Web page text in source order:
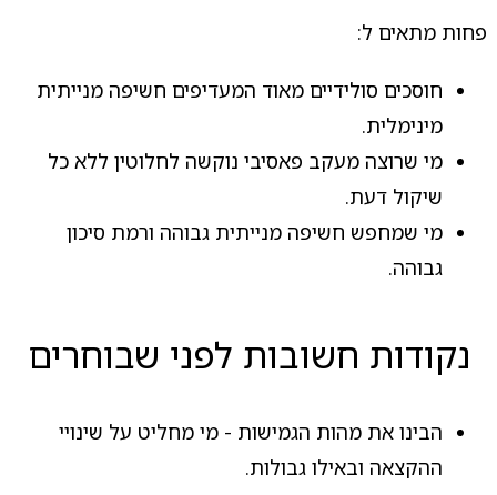
פחות מתאים ל:
חוסכים סולידיים מאוד המעדיפים חשיפה מנייתית
מינימלית.
מי שרוצה מעקב פאסיבי נוקשה לחלוטין ללא כל
שיקול דעת.
מי שמחפש חשיפה מנייתית גבוהה ורמת סיכון
גבוהה.
נקודות חשובות לפני שבוחרים
הבינו את מהות הגמישות - מי מחליט על שינויי
ההקצאה ובאילו גבולות.